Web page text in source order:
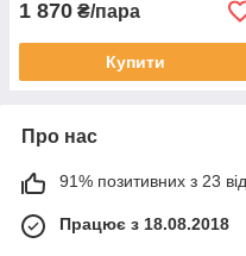
1 870 ₴/пара
Купити
Про нас
91% позитивних з 23
Працює з 18.08.2018